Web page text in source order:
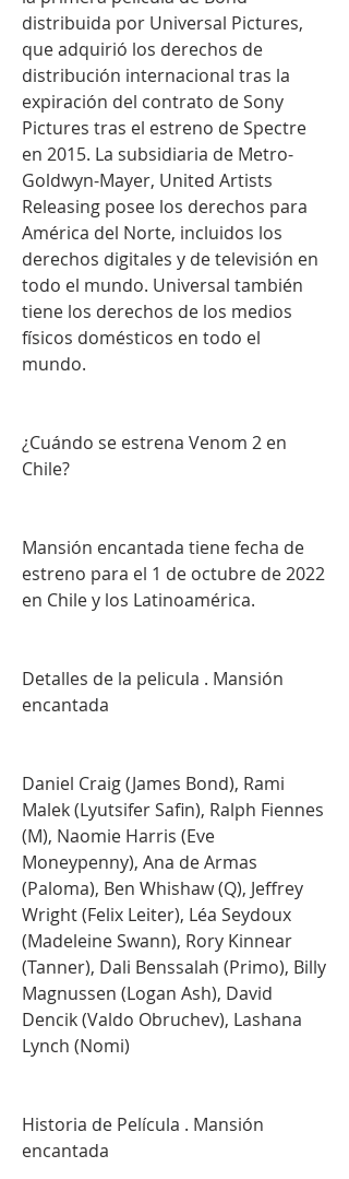
distribuida por Universal Pictures,
que adquirió los derechos de
distribución internacional tras la
expiración del contrato de Sony
Pictures tras el estreno de Spectre
en 2015. La subsidiaria de Metro-
Goldwyn-Mayer, United Artists
Releasing posee los derechos para
América del Norte, incluidos los
derechos digitales y de televisión en
todo el mundo. Universal también
tiene los derechos de los medios
físicos domésticos en todo el
mundo.
¿Cuándo se estrena Venom 2 en
Chile?
Mansión encantada tiene fecha de
estreno para el 1 de octubre de 2022
en Chile y los Latinoamérica.
Detalles de la pelicula . Mansión
encantada
Daniel Craig (James Bond), Rami
Malek (Lyutsifer Safin), Ralph Fiennes
(M), Naomie Harris (Eve
Moneypenny), Ana de Armas
(Paloma), Ben Whishaw (Q), Jeffrey
Wright (Felix Leiter), Léa Seydoux
(Madeleine Swann), Rory Kinnear
(Tanner), Dali Benssalah (Primo), Billy
Magnussen (Logan Ash), David
Dencik (Valdo Obruchev), Lashana
Lynch (Nomi)
Historia de Película . Mansión
encantada